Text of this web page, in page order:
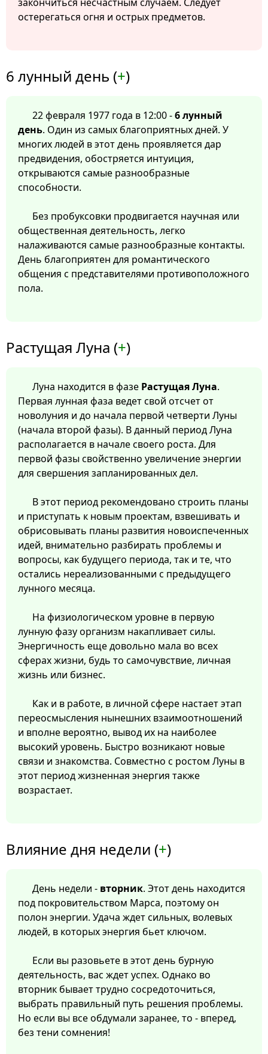
остерегаться огня и острых предметов.
6 лунный день (+)
22 февраля 1977 года в 12:00 -6 лунный
день. Один из самых благоприятных дней. У
многих людей в этот день проявляется дар
предвидения, обостряется интуиция,
открываются самые разнообразные
способности.
Без пробуксовки продвигается научная или
общественная деятельность, легко
налаживаются самые разнообразные контакты.
День благоприятен для романтического
общения с представителями противоположного
пола.
Растущая Луна (+)
Луна находится в фазе Растущая Луна.
Первая лунная фаза ведет свой отсчет от
новолуния и до начала первой четверти Луны
(начала второй фазы). В данный период Луна
располагается в начале своего роста. Для
первой фазы свойственно увеличение энергии
для свершения запланированных дел.
В этот период рекомендовано строить планы
и приступать к новым проектам, взвешивать и
обрисовывать планы развития новоиспеченных
идей, внимательно разбирать проблемы и
вопросы, как будущего периода, так и те, что
остались нереализованными с предыдущего
лунного месяца.
На физиологическом уровне в первую
лунную фазу организм накапливает силы.
Энергичность еще довольно мала во всех
сферах жизни, будь то самочувствие, личная
жизнь или бизнес.
Как и в работе, в личной сфере настает этап
переосмысления нынешних взаимоотношений
и вполне вероятно, вывод их на наиболее
высокий уровень. Быстро возникают новые
связи и знакомства. Совместно с ростом Луны в
этот период жизненная энергия также
возрастает.
Влияние дня недели (+)
День недели - вторник. Этот день находится
под покровительством Марса, поэтому он
полон энергии. Удача ждет сильных, волевых
людей, в которых энергия бьет ключом.
Если вы разовьете в этот день бурную
деятельность, вас ждет успех. Однако во
вторник бывает трудно сосредоточиться,
выбрать правильный путь решения проблемы.
Но если вы все обдумали заранее, то - вперед,
без тени сомнения!